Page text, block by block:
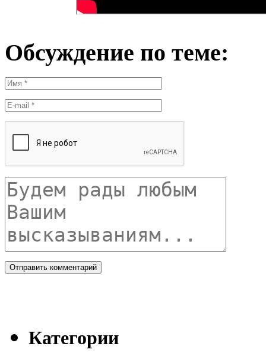
Обсуждение по теме:
Категории